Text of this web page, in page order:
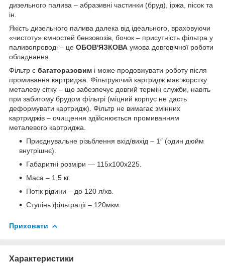
дизельного палива – абразивні частинки (бруд), іржа, пісок та
ін.
Якість дизельного палива далека від ідеального, враховуючи
«чистоту» ємностей бензовозів, бочок – присутність фільтра у
паливопроводі – це ОБОВ'ЯЗКОВА умова довговічної роботи
обладнання.
Фільтр є багаторазовим і може продовжувати роботу після
промивання картриджа. Фільтруючий картридж має жорстку
металеву сітку – що забезпечує довгий термін служби, навіть
при забитому брудом фільтрі (міцний корпус не дасть
деформувати картридж). Фільтр не вимагає змінних
картриджів – очищення здійснюється промиванням
металевого картриджа.
Приєднувальне різьблення вхід/вихід – 1″ (один дюйм
внутрішнє).
Габаритні розміри ― 115х100х225.
Маса – 1,5 кг.
Потік рідини – до 120 л/хв.
Ступінь фільтрації – 120мкм.
Приховати
Характеристики